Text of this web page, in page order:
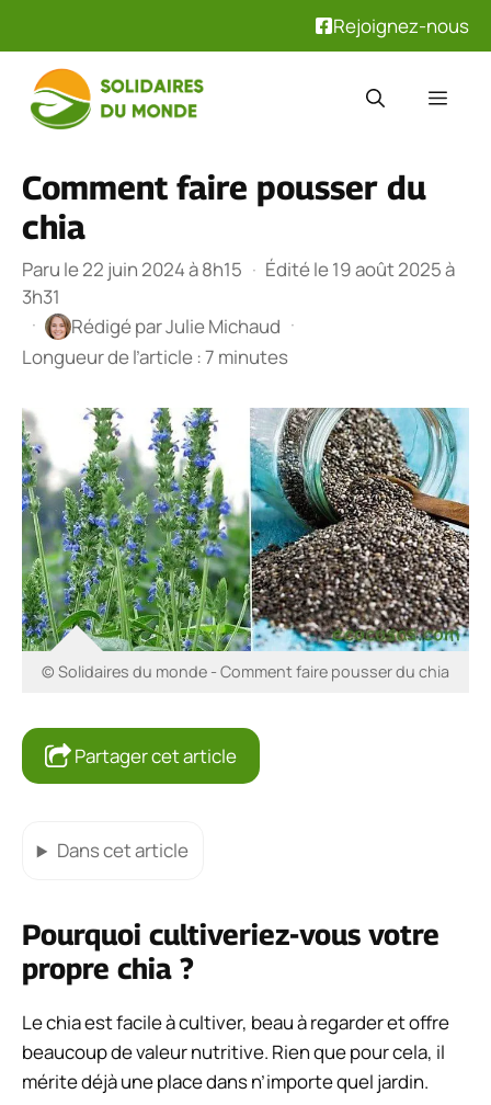
Rejoignez-nous
contenu
Comment faire pousser du
chia
Paru le 22 juin 2024 à 8h15 · Édité le 19 août 2025 à
3h31
·
Rédigé parJulie Michaud ·
Longueur de l’article : 7 minutes
© Solidaires du monde - Comment faire pousser du chia
Partager cet article
Dans cet article
Pourquoi cultiveriez-vous votre
propre chia ?
Le chia est facile à cultiver, beau à regarder et offre
beaucoup de valeur nutritive. Rien que pour cela, il
mérite déjà une place dans n’importe quel jardin.